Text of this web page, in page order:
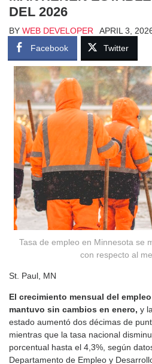
DEL 2026
BY WEB DEVELOPER
APRIL 3,
Facebook
Twitter
Tasa de empleo en Minnesota se
con respecto al
St. Paul, MN
El crecimiento mensual del
mantuvo sin cambios en enero, y
estado aumentó dos décimas de
mientras que la tasa nacional
porcentual hasta el 4,3%, según
Departamento de Empleo y